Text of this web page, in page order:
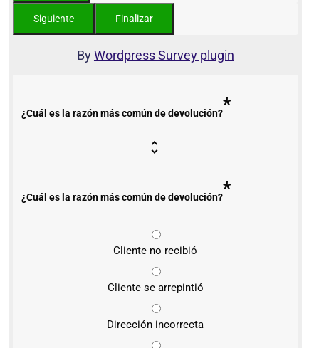
ByWordpress Survey plugin
¿Cuál es la razón más común de devolución?*
¿Cuál es la razón más común de devolución?*
Cliente no recibió
Cliente se arrepintió
Dirección incorrecta